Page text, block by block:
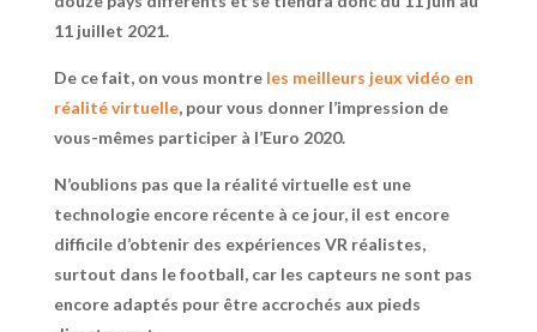
11 juillet 2021.
De ce fait, on vous montreles meilleurs jeux vidéo en
réalité virtuelle, pour vous donner l’impression de
vous-mêmes participer à l’Euro 2020.
N’oublions pas que la réalité virtuelle est une
technologie encore récente à ce jour, il est encore
difficile d’obtenir des expériences VR réalistes,
surtout dans le football, car les capteurs ne sont pas
encore adaptés pour être accrochés aux pieds